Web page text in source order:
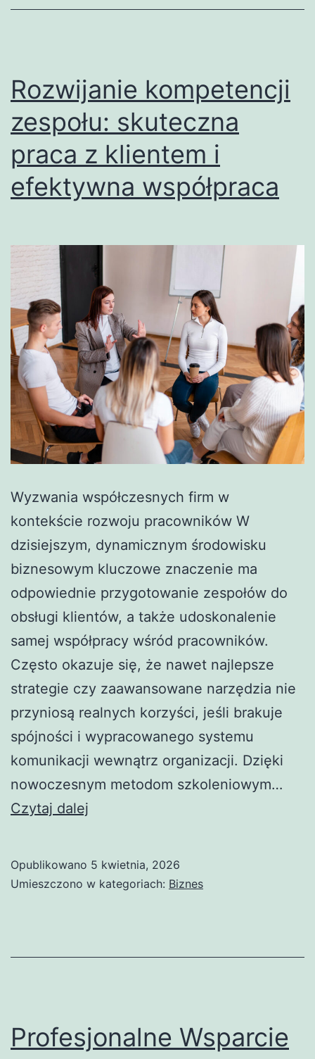
Rozwijanie kompetencji
zespołu: skuteczna
praca z klientem i
efektywna współpraca
Wyzwania współczesnych firm w
kontekście rozwoju pracowników W
dzisiejszym, dynamicznym środowisku
biznesowym kluczowe znaczenie ma
odpowiednie przygotowanie zespołów do
obsługi klientów, a także udoskonalenie
samej współpracy wśród pracowników.
Często okazuje się, że nawet najlepsze
strategie czy zaawansowane narzędzia nie
przyniosą realnych korzyści, jeśli brakuje
spójności i wypracowanego systemu
komunikacji wewnątrz organizacji. Dzięki
nowoczesnym metodom szkoleniowym…
Czytaj dalej
skuteczna
Opublikowano 5 kwietnia, 2026
Umieszczono w kategoriach: Biznes
Profesjonalne Wsparcie